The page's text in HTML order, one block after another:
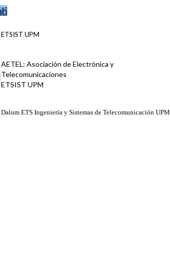
ETSIST UPM
AETEL: Asociación de Electrónica y
Telecomunicaciones
ETSIST UPM
Dalum ETS Ingeniería y Sistemas de TelecomunicaciónUPM